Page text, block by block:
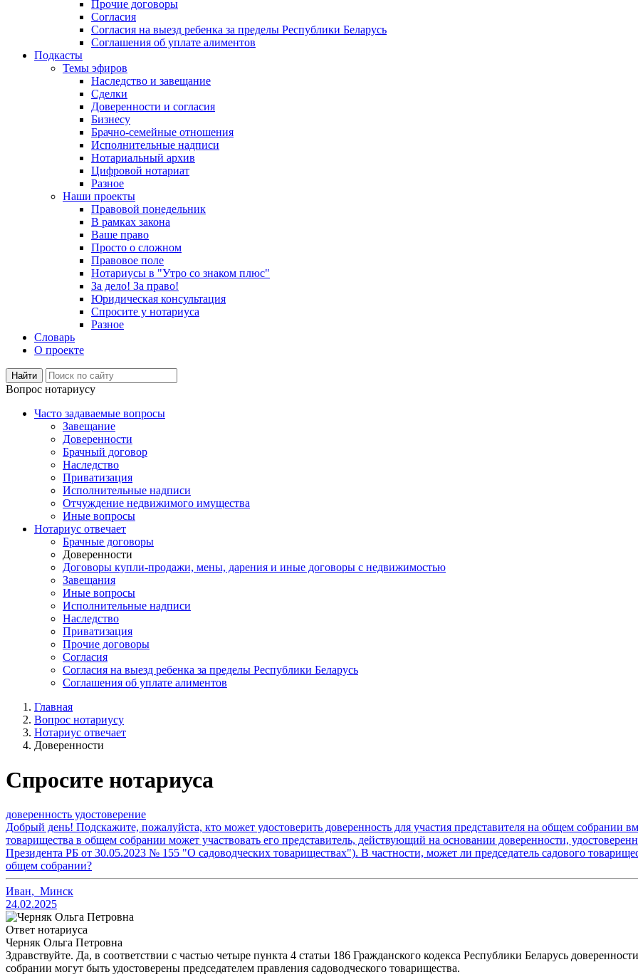
Прочие договоры
Согласия
Согласия на выезд ребенка за пределы Республики Беларусь
Соглашения об уплате алиментов
Подкасты
Темы эфиров
Наследство и завещание
Сделки
Доверенности и согласия
Бизнесу
Брачно-семейные отношения
Исполнительные надписи
Нотариальный архив
Цифровой нотариат
Разное
Наши проекты
Правовой понедельник
В рамках закона
Ваше право
Просто о сложном
Правовое поле
Нотариусы в "Утро со знаком плюс"
За дело! За право!
Юридическая консультация
Спросите у нотариуса
Разное
Словарь
О проекте
Вопрос нотариусу
Часто задаваемые вопросы
Завещание
Доверенности
Брачный договор
Наследство
Приватизация
Исполнительные надписи
Отчуждение недвижимого имущества
Иные вопросы
Нотариус отвечает
Брачные договоры
Доверенности
Договоры купли-продажи, мены, дарения и иные договоры с недвижимостью
Завещания
Иные вопросы
Исполнительные надписи
Наследство
Приватизация
Прочие договоры
Согласия
Согласия на выезд ребенка за пределы Республики Беларусь
Соглашения об уплате алиментов
Главная
Вопрос нотариусу
Нотариус отвечает
Доверенности
Спросите нотариуса
доверенность удостоверение
Добрый день! Подскажите, пожалуйста, кто может удостоверить доверенность для участия представителя на общем собрании
товарищества в общем собрании может участвовать его представитель, действующий на основании доверенности,
Президента РБ от 30.05.2023 № 155 "О садоводческих товариществах"). В частности, может ли председатель садового
общем собрании?
Иван, Минск
24.02.2025
Ответ нотариуса
Черняк Ольга Петровна
Здравствуйте. Да, в соответствии с частью четыре пункта 4 статьи 186 Гражданского кодекса Республики Беларусь
собрании могут быть удостоверены председателем правления садоводческого товарищества.